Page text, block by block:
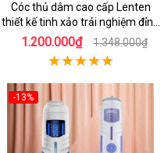
Cóc thủ dâm cao cấp Lenten
thiết kế tinh xảo trải nghiệm đỉnh
cao
1.200.000₫ 1.348.000₫
-13%